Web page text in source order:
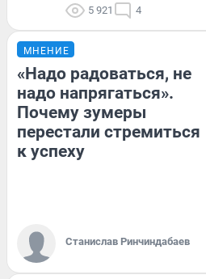
5 921 4
МНЕНИЕ
«Надо радоваться, не
надо напрягаться».
Почему зумеры
перестали стремиться
к успеху
Станислав Ринчиндабаев